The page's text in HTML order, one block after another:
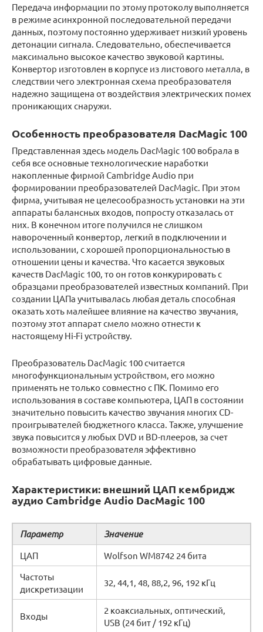
Передача информации по этому протоколу выполняется
в режиме асинхронной последовательной передачи
данных, поэтому постоянно удерживает низкий уровень
детонации сигнала. Следовательно, обеспечивается
максимально высокое качество звуковой картины.
Конвертор изготовлен в корпусе из листового металла, в
следствии чего электронная схема преобразователя
надежно защищена от воздействия электрических помех
проникающих снаружи.
Особенность преобразователя DacMagic 100
Представленная здесь модель DacMagic 100 вобрала в
себя все основные технологические наработки
накопленные фирмой Cambridge Audio при
формировании преобразователей DacMagic. При этом
фирма, учитывая не целесообразность установки на эти
аппараты балансных входов, попросту отказалась от
них. В конечном итоге получился не слишком
навороченный конвертор, легкий в подключении и
использовании, с хорошей пропорциональностью в
отношении цены и качества. Что касается звуковых
качеств DacMagic 100, то он готов конкурировать с
образцами преобразователей известных компаний. При
создании ЦАПа учитывалась любая деталь способная
оказать хоть малейшее влияние на качество звучания,
поэтому этот аппарат смело можно отнести к
настоящему Hi-Fi устройству.
Преобразователь DacMagic 100 считается
многофункциональным устройством, его можно
применять не только совместно с ПК. Помимо его
использования в составе компьютера, ЦАП в состоянии
значительно повысить качество звучания многих CD-
проигрывателей бюджетного класса. Также, улучшение
звука повысится у любых DVD и BD-плееров, за счет
возможности преобразователя эффективно
обрабатывать цифровые данные.
Характеристики: внешний ЦАП кембридж
аудио Cambridge Audio DacMagic 100
Параметр Значение
ЦАП
Wolfson WM8742 24 бита
Частоты
дискретизации
32, 44,1, 48, 88,2, 96, 192 кГц
Входы
2 коаксиальных, оптический,
USB (24 бит / 192 кГц)